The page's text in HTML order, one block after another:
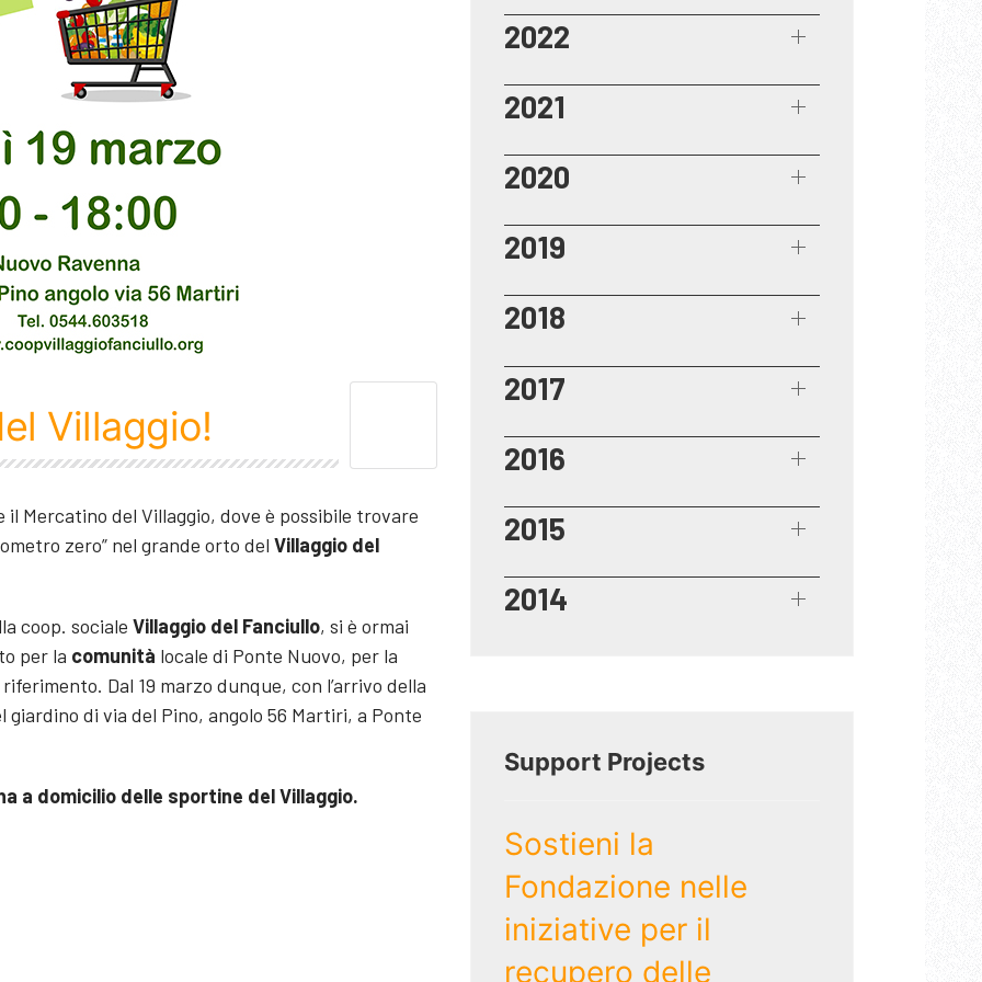
Villaggio!
il Mercatino del Villaggio, dove è possibile trovare
zero” nel grande orto del Villaggio del
coop. sociale Villaggio del Fanciullo, si è ormai
per la comunità locale di Ponte Nuovo, per la
Dal 19 marzo dunque, con l’arrivo della
di via del Pino, angolo 56 Martiri, a Ponte
a domicilio delle sportine del Villaggio.
2022
2021
2020
2019
2018
2017
2016
2015
2014
Support Projects
Sostieni la
Fondazione nelle
iniziative per il
recupero delle